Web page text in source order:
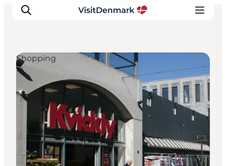
Ispirazioni
Dove andare
Cosa fare
Dove dormire
Pianifica il viaggio
Shopping